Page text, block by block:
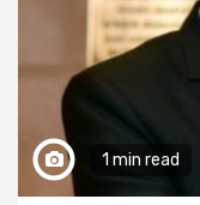
1 min read